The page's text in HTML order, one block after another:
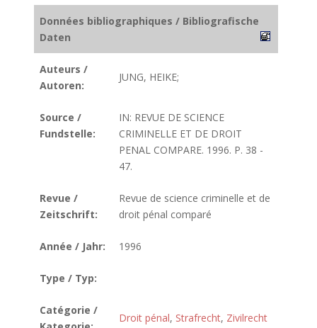
Données bibliographiques / Bibliografische
Daten
Auteurs /
Autoren:
JUNG, HEIKE;
Source /
Fundstelle:
IN: REVUE DE SCIENCE
CRIMINELLE ET DE DROIT
PENAL COMPARE. 1996. P. 38 -
47.
Revue /
Zeitschrift:
Revue de science criminelle et de
droit pénal comparé
Année / Jahr: 1996
Type / Typ:
Catégorie /
Droit pénal, Strafrecht, Zivilrecht